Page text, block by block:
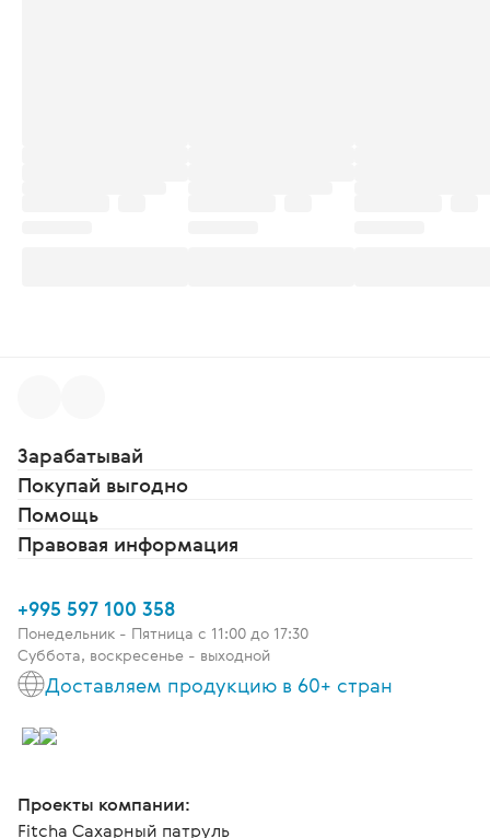
Зарабатывай
Покупай выгодно
Помощь
Правовая информация
+995 597 100 358
Понедельник - Пятница c 11:00 до 17:30
Суббота, воскресенье - выходной
Доставляем продукцию в 60+ стран
Проекты компании:
Fitcha Сахарный патруль